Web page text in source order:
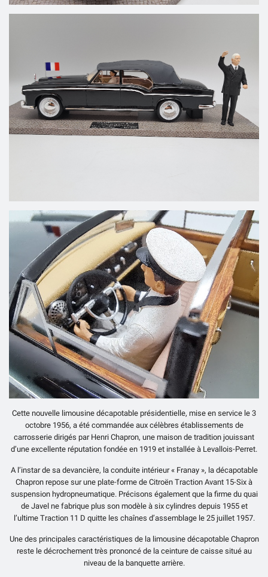
Cette nouvelle limousine décapotable présidentielle, mise en service le 3
octobre 1956, a été commandée aux célèbres établissements de
carrosserie dirigés par Henri Chapron, une maison de tradition jouissant
d’une excellente réputation fondée en 1919 et installée à Levallois-Perret.
A l’instar de sa devancière, la conduite intérieur « Franay », la décapotable
Chapron repose sur une plate-forme de Citroën Traction Avant 15-Six à
suspension hydropneumatique. Précisons également que la firme du quai
de Javel ne fabrique plus son modèle à six cylindres depuis 1955 et
l’ultime Traction 11 D quitte les chaînes d’assemblage le 25 juillet 1957.
Une des principales caractéristiques de la limousine décapotable Chapron
reste le décrochement très prononcé de la ceinture de caisse situé au
niveau de la banquette arrière.